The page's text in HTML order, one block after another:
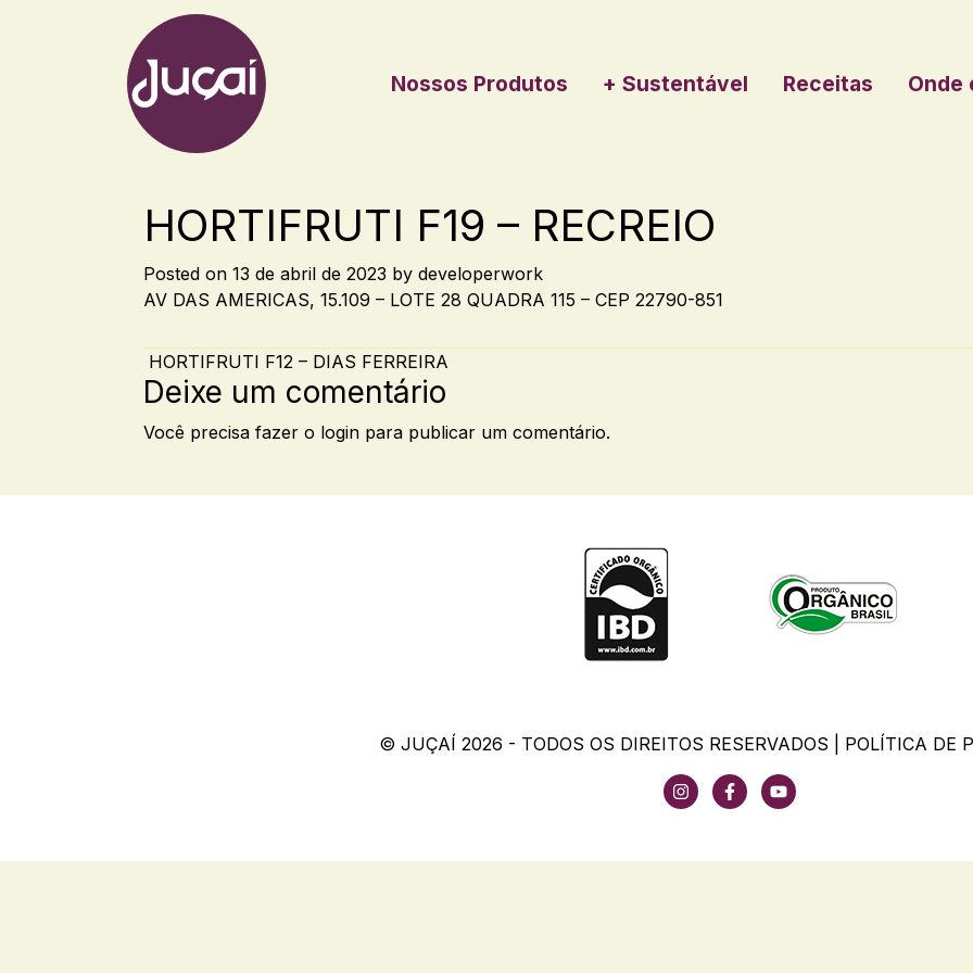
Main Navigation Nossos Produtos + Sustentável Receitas Onde
HORTIFRUTI F19 – RECREIO
Posted on 13 de abril de 2023 by developerwork
AV DAS AMERICAS, 15.109 – LOTE 28 QUADRA 115 – CEP 22790-851
Post navigation
HORTIFRUTI F12 – DIAS FERREIRA
Deixe um comentário
Você precisa fazer o login para publicar um comentário.
© JUÇAÍ 2026 - TODOS OS DIREITOS RESERVADOS | POLÍTICA DE